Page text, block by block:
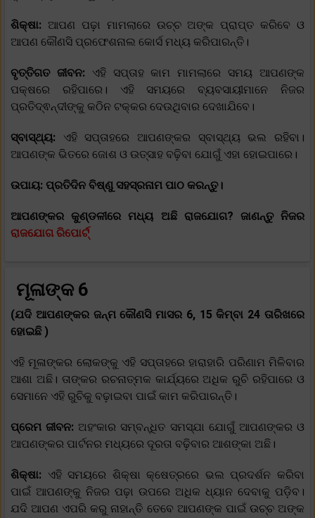
ଶିକ୍ଷା: ଆପଣ ପଢ଼ା ମାମଲାରେ ଉଚ୍ଚ ଅଙ୍କ ପ୍ରାପ୍ତ କରିବେ ଓ
ଆପଣ କୌଣସି ପ୍ରଫେଶନାଲ କୋର୍ସ ମଧ୍ୟ କରିପାରନ୍ତି।
ବୃତ୍ତିଗତ ଜୀବନ: ଏହି ସପ୍ତାହ କାମ ମାମଲାରେ ସମୟ ଆପଣଙ୍କ
ପକ୍ଷରେ ରହିପାରେ। ଏହି ସମୟରେ ବ୍ୟବସାୟୀମାନେ ନିଜର
ପ୍ରତିଦ୍ଵନ୍ଦୀଙ୍କୁ କଠିନ ଟକ୍କର ଦେଉଥିବାର ଦେଖାଯିବେ।
ସ୍ବାସ୍ଥ୍ୟ: ଏହି ସପ୍ତାହରେ ଆପଣଙ୍କର ସ୍ବାସ୍ଥ୍ୟ ଭଲ ରହିବା।
ଆପଣଙ୍କ ଭିତରେ ଜୋଶ ଓ ଉତ୍ସାହ ବଢ଼ିବା ଯୋଗୁଁ ଏହା ହୋଇପାରେ।
ଉପାୟ: ପ୍ରତିଦିନ ବିଷ୍ଣୁ ସହସ୍ରନାମ ପାଠ କରନ୍ତୁ।
ଆପଣଙ୍କର କୁଣ୍ଡଳୀରେ ମଧ୍ୟ ଅଛି ରାଜଯୋଗ? ଜାଣନ୍ତୁ ନିଜର
ରାଜଯୋଗ ରିପୋର୍ଟ୍
ମୂଳାଙ୍କ 6
(ଯଦି ଆପଣଙ୍କର ଜନ୍ମ କୌଣସି ମାସର 6, 15 କିମ୍ବା 24 ତାରିଖରେ
ହୋଇଛି )
ଏହି ମୂଳାଙ୍କର ଲୋକଙ୍କୁ ଏହି ସପ୍ତାହରେ ହାରାହାରି ପରିଣାମ ମିଳିବାର
ଆଶା ଅଛି। ତାଙ୍କର ରଚନାତ୍ମକ କାର୍ଯ୍ୟରେ ଅଧିକ ରୁଚି ରହିପାରେ ଓ
ସେମାନେ ଏହି ରୁଚିକୁ ବଢ଼ାଇବା ପାଇଁ କାମ କରିପାରନ୍ତି।
ପ୍ରେମ ଜୀବନ: ଅହଂକାର ସମ୍ବନ୍ଧିତ ସମସ୍ଯା ଯୋଗୁଁ ଆପଣଙ୍କର ଓ
ଆପଣଙ୍କର ପାର୍ଟନର ମଧ୍ୟରେ ଦୂରତା ବଢ଼ିବାର ଆଶଙ୍କା ଅଛି।
ଶିକ୍ଷା: ଏହି ସମୟରେ ଶିକ୍ଷା କ୍ଷେତ୍ରରେ ଭଲ ପ୍ରଦର୍ଶନ କରିବା
ପାଇଁ ଆପଣଙ୍କୁ ନିଜର ପଢ଼ା ଉପରେ ଅଧିକ ଧ୍ୟାନ ଦେବାକୁ ପଡ଼ିବ।
ଯଦି ଆପଣ ଏପରି କରୁ ନାହାନ୍ତି ତେବେ ଆପଣଙ୍କ ପାଇଁ ଉଚ୍ଚ ଅଙ୍କ